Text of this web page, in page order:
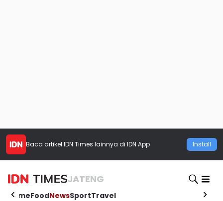
Baca artikel IDN Times lainnya di IDN App Install
JATENG
HomeFoodNewsSportTravel